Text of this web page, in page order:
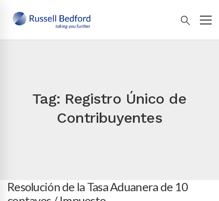
Tag: Registro Único de
Contribuyentes
Resolución de la Tasa Aduanera de 10